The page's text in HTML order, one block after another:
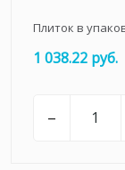
Плиток в
1 038.22 руб.
–